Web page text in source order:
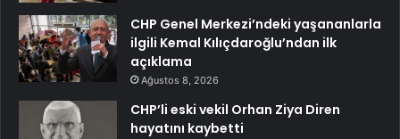
CHP Genel Merkezi’ndeki yaşananlarla
ilgili Kemal Kılıçdaroğlu’ndan ilk
açıklama
Ağustos 8, 2026
CHP’li eski vekil Orhan Ziya Diren
hayatını kaybetti